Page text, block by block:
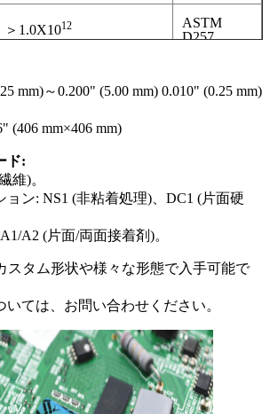
＞1.0X1012
ASTM
D257
mm)～0.200" (5.00 mm) 0.010" (0.25 mm)
(406 mm×406 mm)
ド:
維)。
ョン: NS1 (非粘着処理)、DC1 (片面硬
A2 (片面/両面接着剤)。
スタム形状や様々な形態で入手可能で
ては、お問い合わせください。